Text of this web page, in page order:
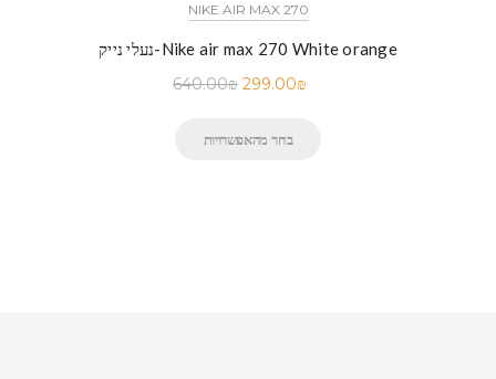
NIKE AIR MAX 270
נעלי נייק-Nike air max 270 White orange
640.00₪ 299.00₪
בחר מהאפשרויות